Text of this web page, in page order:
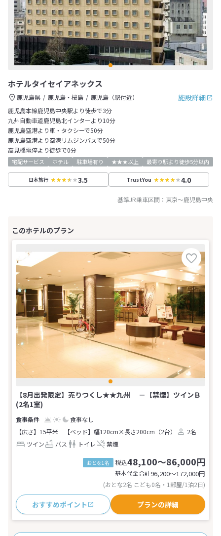
ホテルタイセイアネックス
施設詳細
鹿児島県 鹿児島・桜島
鹿児島（駅付近）
鹿児島本線鹿児島中央駅より徒歩で3分
九州自動車道鹿児島北インターより10分
鹿児島空港より車・タクシーで50分
鹿児島空港より空港リムジンバスで50分
高見橋電停より徒歩で0分
宅配サービス ホテル 駐車場有り ★★★以上 最寄り駅より徒歩5分以内
日本旅行 3.5 TrustYou 4.0
基準JR乗車区間： 東京～鹿児島中央
【8月出発限定】売りつくし★★九州 －【禁煙】ツインＢ
(2名1室)
食事なし
【広さ】15平米
【ベッド】幅120cm×長さ200cm（2台）
2名
ツイン
バス トイレ 禁煙
おとな1名 税込48,100～86,000円
基本代金合計96,200〜172,000円
(おとな2名 こども0名・1部屋/1泊2日)
おすすめポイント プランの詳細